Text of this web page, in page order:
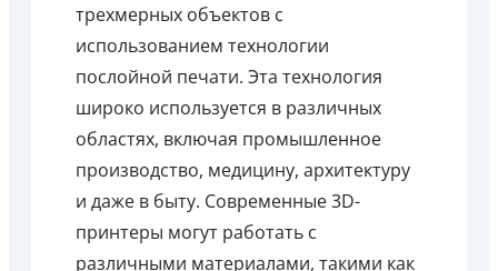
трехмерных объектов с
использованием технологии
послойной печати. Эта технология
широко используется в различных
областях, включая промышленное
производство, медицину, архитектуру
и даже в быту. Современные 3D-
принтеры могут работать с
различными материалами, такими как